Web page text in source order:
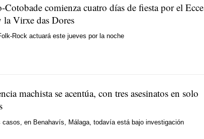
Cotobade comienza cuatro días de fiesta por el Ecce
Virxe das Dores
Rock actuará este jueves por la noche
machista se acentúa, con tres asesinatos en solo
casos, en Benahavís, Málaga, todavía está bajo investigación